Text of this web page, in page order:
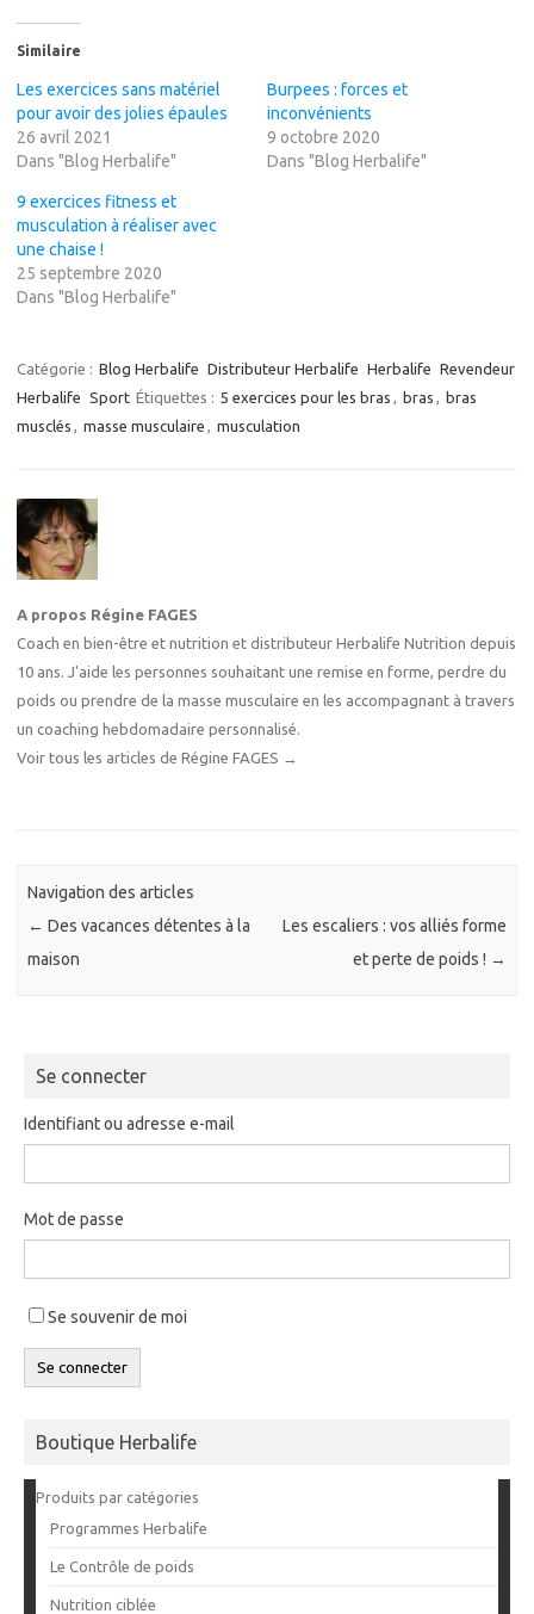
Similaire
Les exercices sans matériel
pour avoir des jolies épaules
26 avril 2021
Dans "Blog Herbalife"
Burpees : forces et
inconvénients
9 octobre 2020
Dans "Blog Herbalife"
9 exercices fitness et
musculation à réaliser avec
une chaise !
25 septembre 2020
Dans "Blog Herbalife"
Catégorie : Blog Herbalife Distributeur Herbalife Herbalife Revendeur
Herbalife Sport Étiquettes : 5 exercices pour les bras , bras , bras
musclés , masse musculaire , musculation
A propos Régine FAGES
Coach en bien-être et nutrition et distributeur Herbalife Nutrition depuis
10 ans. J'aide les personnes souhaitant une remise en forme, perdre du
poids ou prendre de la masse musculaire en les accompagnant à travers
un coaching hebdomadaire personnalisé.
Voir tous les articles de Régine FAGES →
Navigation des articles
← Des vacances détentes à la
maison
Les escaliers : vos alliés forme
et perte de poids ! →
Se connecter
Identifiant ou adresse e-mail
Mot de passe
Se souvenir de moi
Se connecter
Boutique Herbalife
Produits par catégories
Programmes Herbalife
Le Contrôle de poids
Nutrition ciblée